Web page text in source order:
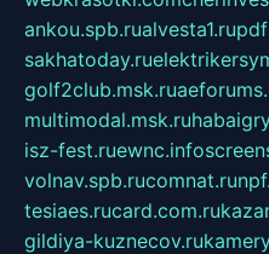
ankou.spb.rualvesta1.ru
sakhatoday.ru
golf2club.msk.ru
multimodal.msk.ru
isz-fest.ruewnc.info
volnav.spb.rucomnat.ru
tesiaes.rucard.com.ru
gildiya-kuznecov.ru